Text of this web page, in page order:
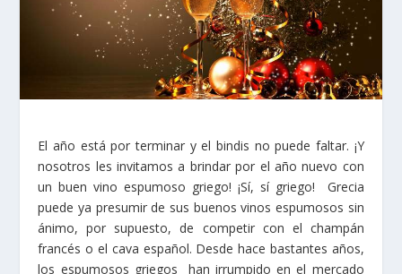
El año está por terminar y el bindis no puede faltar. ¡Y
nosotros les invitamos a brindar por el año nuevo con
un buen vino espumoso griego! ¡Sí, sí griego! Grecia
puede ya presumir de sus buenos vinos espumosos sin
ánimo, por supuesto, de competir con el champán
francés o el cava español. Desde hace bastantes años,
los espumosos griegos han irrumpido en el mercado